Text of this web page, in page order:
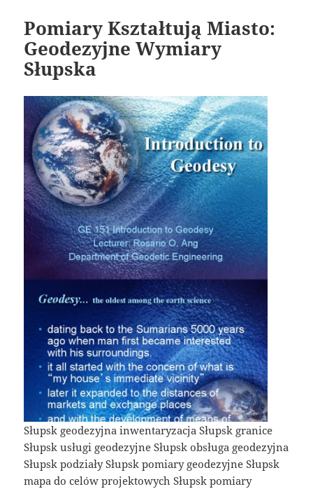
Pomiary Kształtują Miasto:
Geodezyjne Wymiary
Słupska
Słupsk geodezyjna inwentaryzacja Słupsk granice
Słupsk usługi geodezyjne Słupsk obsługa geodezyjna
Słupsk podziały Słupsk pomiary geodezyjne Słupsk
mapa do celów projektowych Słupsk pomiary